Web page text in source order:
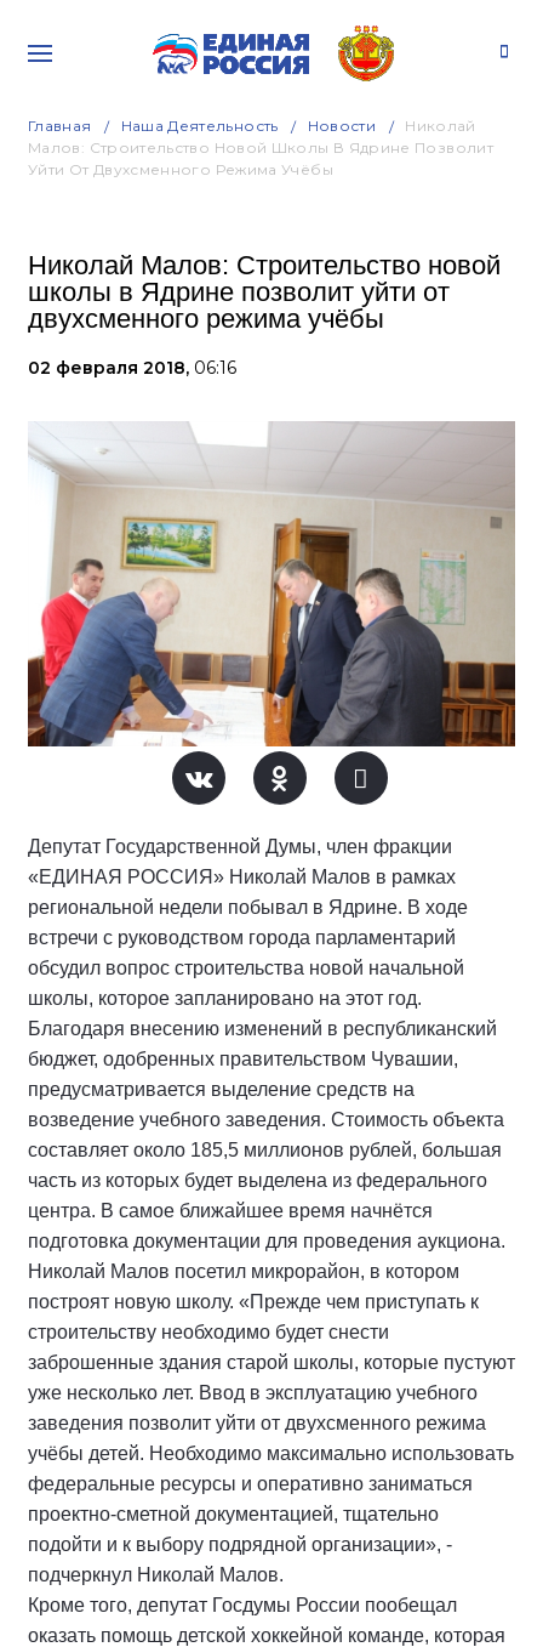
Главная Наша Деятельность Новости
Николай
Малов: Строительство Новой Школы В Ядрине Позволит
Уйти От Двухсменного Режима Учёбы
Николай Малов: Строительство новой
школы в Ядрине позволит уйти от
двухсменного режима учёбы
02 февраля 2018, 06:16
Депутат Государственной Думы, член фракции
«ЕДИНАЯ РОССИЯ» Николай Малов в рамках
региональной недели побывал в Ядрине. В ходе
встречи с руководством города парламентарий
обсудил вопрос строительства новой начальной
школы, которое запланировано на этот год.
Благодаря внесению изменений в республиканский
бюджет, одобренных правительством Чувашии,
предусматривается выделение средств на
возведение учебного заведения. Стоимость объекта
составляет около 185,5 миллионов рублей, большая
часть из которых будет выделена из федерального
центра. В самое ближайшее время начнётся
подготовка документации для проведения аукциона.
Николай Малов посетил микрорайон, в котором
построят новую школу. «Прежде чем приступать к
строительству необходимо будет снести
заброшенные здания старой школы, которые пустуют
уже несколько лет. Ввод в эксплуатацию учебного
заведения позволит уйти от двухсменного режима
учёбы детей. Необходимо максимально использовать
федеральные ресурсы и оперативно заниматься
проектно-сметной документацией, тщательно
подойти и к выбору подрядной организации», -
подчеркнул Николай Малов.
Кроме того, депутат Госдумы России пообещал
оказать помощь детской хоккейной команде, которая